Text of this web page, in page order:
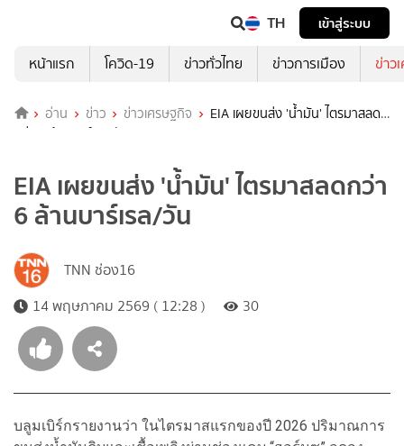
TH
เข้าสู่ระบบ
หน้าแรก
โควิด-19 ข่าวทั่วไทย ข่าวการเมือง ข่าว
อ่าน ข่าว ข่าวเศรษฐกิจ
EIA เผยขนส่ง 'น้ำมัน' ไตรมาสลด
กว่า 6 ล้านบาร์เรล/วัน
EIA เผยขนส่ง 'น้ำมัน' ไตรมาสลดกว่า
6 ล้านบาร์เรล/วัน
TNN ช่อง16
14 พฤษภาคม 2569 ( 12:28 )
30
บลูมเบิร์กรายงานว่า ในไตรมาสแรกของปี 2026 ปริมาณการ